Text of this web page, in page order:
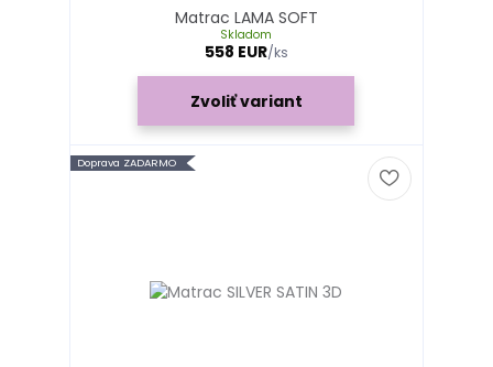
Matrac LAMA SOFT
558 EUR/ks
Skladom
Zvoliť variant
Doprava ZADARMO